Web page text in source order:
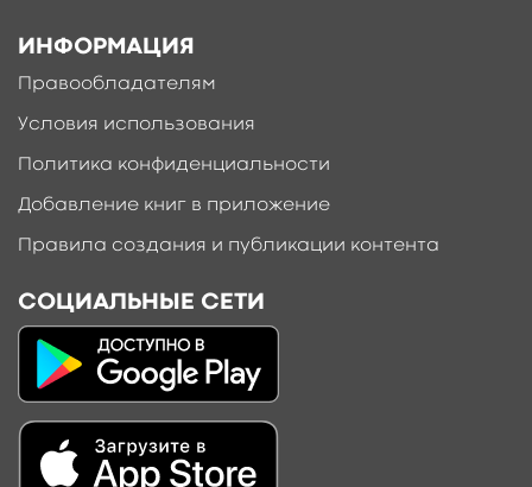
ИНФОРМАЦИЯ
Правообладателям
Условия использования
Политика конфиденциальности
Добавление книг в приложение
Правила создания и публикации контента
СОЦИАЛЬНЫЕ СЕТИ